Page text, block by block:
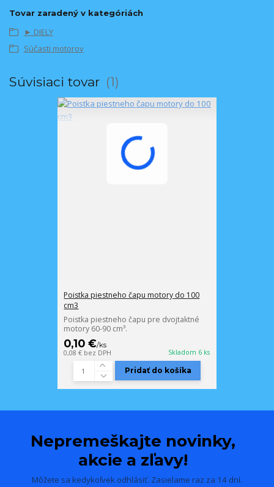
Tovar zaradený v kategóriách
► DIELY
Súčasti motorov
Súvisiaci tovar 1
Poistka piestneho čapu motory do 100
cm3
Poistka piestneho čapu pre dvojtaktné
motory 60-90 cm³.
0,10 €/ks
0,08 € bez DPH Skladom 6 ks
Pridať do košíka
Nepremeškajte novinky,
akcie a zľavy!
Môžete sa kedykoľvek odhlásiť. Zasielame raz za 14 dní.